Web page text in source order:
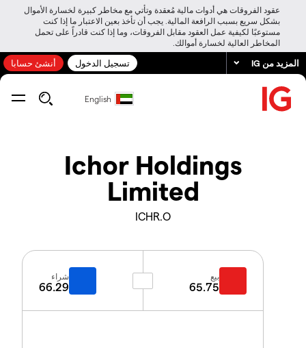
عقود الفروقات هي أدوات مالية مُعقدة وتأتي مع مخاطر كبيرة لخسارة الأموال
بشكل سريع بسبب الرافعة المالية. يجب أن تأخذ بعين الاعتبار ما إذا كنت
مستوعبًا لكيفية عمل العقود مقابل الفروقات، وما إذا كنت قادراً على تحمل
المخاطر العالية لخسارة أموالك.
المزيد من IG تسجيل الدخول أنشئ حسابا
English
Ichor Holdings
Limited
ICHR.O
بيع
65.75
شراء
66.29